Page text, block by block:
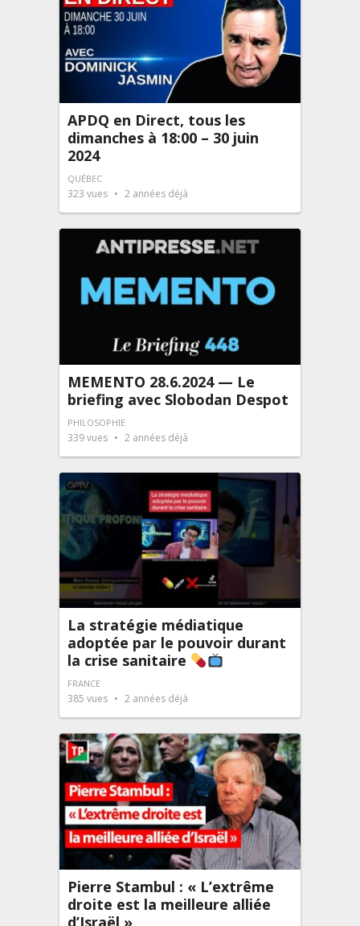
APDQ en Direct, tous les
dimanches à 18:00 – 30 juin
2024
QUÉBEC
323 vues 2 années déjà
MEMENTO 28.6.2024 — Le
briefing avec Slobodan Despot
PHILOSOPHIE
339vues 2 années déjà
La stratégie médiatique
adoptée par le pouvoir durant
la crise sanitaire
FRANCE
385 vues 2 années déjà
Pierre Stambul : « L’extrême
droite est la meilleure alliée
d’Israël »